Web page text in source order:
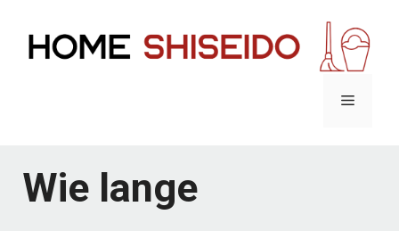
Inhalt
Menü
Wie lange